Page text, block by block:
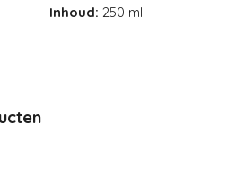
Inhoud: 250 ml